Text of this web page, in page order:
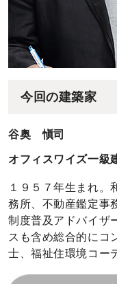
今回の建築家
谷奥 愼司
オフィスワイズ一級
１９５７年生まれ。
務所、不動産鑑定事
制度普及アドバイザ
スも含め総合的にコ
士、福祉住環境コー